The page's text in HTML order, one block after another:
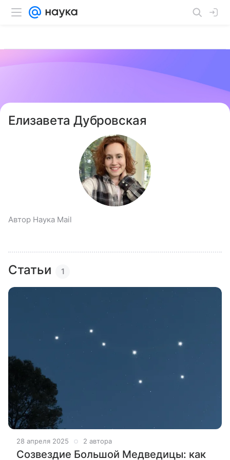
Елизавета Дубровская
Автор Наука Mail
Статьи 1
28 апреля 2025 2 автора
Созвездие Большой Медведицы: как